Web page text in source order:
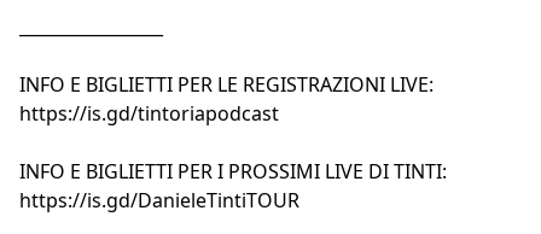
INFO E BIGLIETTI PER LE REGISTRAZIONI LIVE:
https://is.gd/tintoriapodcast
INFO E BIGLIETTI PER I PROSSIMI LIVE DI TINTI:
https://is.gd/DanieleTintiTOUR